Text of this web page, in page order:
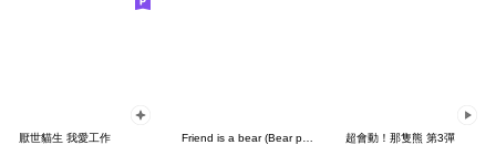
厭世貓生 我愛工作 超會動！那隻熊 第3彈